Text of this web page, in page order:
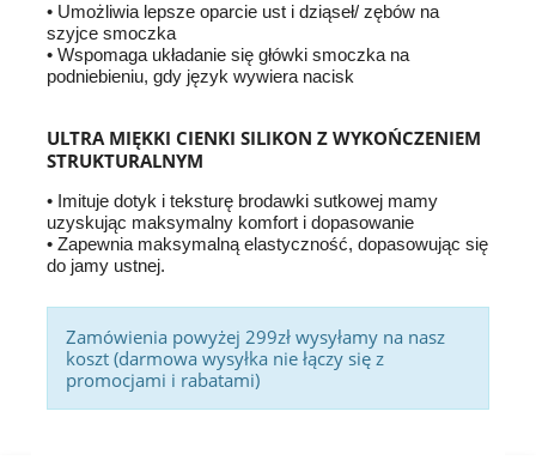
• Umożliwia lepsze oparcie ust i dziąseł/ zębów na
szyjce smoczka
• Wspomaga układanie się główki smoczka na
podniebieniu, gdy język wywiera nacisk
ULTRA MIĘKKI CIENKI SILIKON Z WYKOŃCZENIEM
STRUKTURALNYM
• Imituje dotyk i teksturę brodawki sutkowej mamy
uzyskując maksymalny komfort i dopasowanie
• Zapewnia maksymalną elastyczność, dopasowując się
do jamy ustnej.
Zamówienia powyżej 299zł wysyłamy na nasz
koszt (darmowa wysyłka nie łączy się z
promocjami i rabatami)